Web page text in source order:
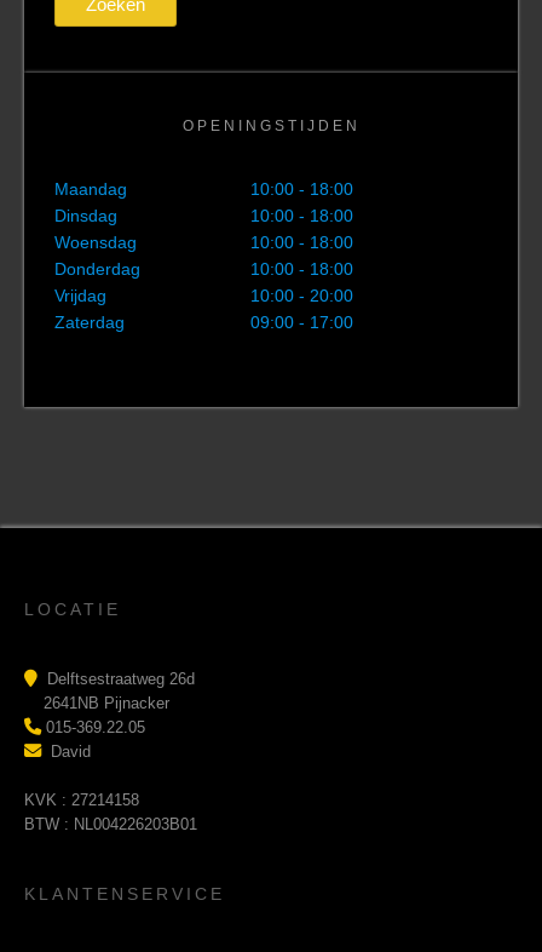
OPENINGSTIJDEN
Maandag
10:00 - 18:00
Dinsdag
10:00 - 18:00
Woensdag
10:00 - 18:00
Donderdag
10:00 - 18:00
Vrijdag
10:00 - 20:00
Zaterdag
09:00 - 17:00
LOCATIE
Delftsestraatweg 26d
2641NB Pijnacker
015-369.22.05
David
KVK : 27214158
BTW : NL004226203B01
KLANTENSERVICE